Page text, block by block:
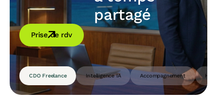
CDO Freelance Intelligence IA Accompagnement
partagé
Prise de rdv